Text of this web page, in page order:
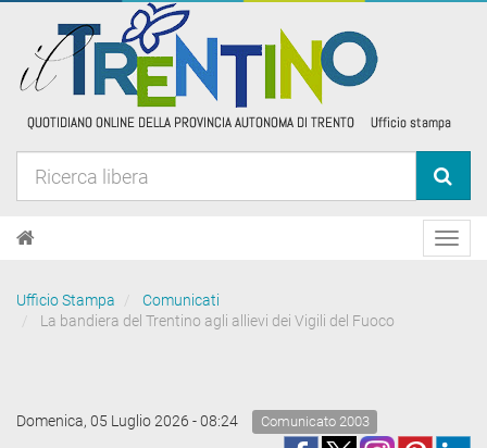
Ufficio Stampa
Comunicati
La bandiera del Trentino agli allievi dei Vigili del Fuoco
Domenica, 05 Luglio 2026 - 08:24 Comunicato 2003